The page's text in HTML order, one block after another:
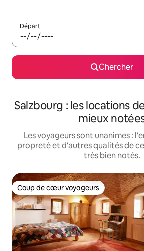
Départ
Chercher
Salzbourg : les locations
mieux
Les voyageurs sont unanimes :
propreté et d'autres qualités de
très bien notés.
Coup de cœur voyageurs
Coup de cœur voyageurs